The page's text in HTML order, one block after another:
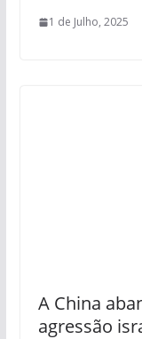
1 de Julho, 2025
A China
agressão